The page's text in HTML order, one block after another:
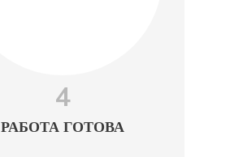
4
РАБОТА ГОТОВА